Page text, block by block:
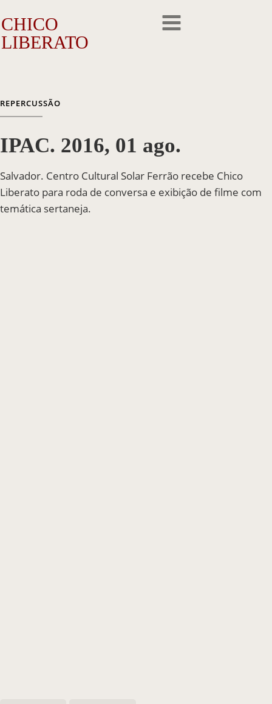
CHICO
LIBERATO
A Obra
Outros Feitos
Reconhecimento
REPERCUSSÃO
IPAC. 2016, 01 ago.
Salvador. Centro Cultural Solar Ferrão recebe Chico
Liberato para roda de conversa e exibição de filme com
temática sertaneja.